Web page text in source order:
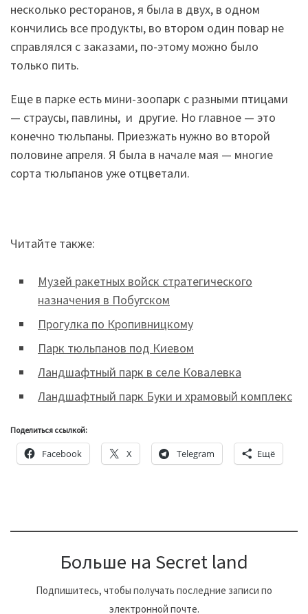
несколько ресторанов, я была в двух, в одном
кончились все продукты, во втором один повар не
справлялся с заказами, по-этому можно было
только пить.
Еще в парке есть мини-зоопарк с разными птицами
— страусы, павлины, и другие. Но главное — это
конечно тюльпаны. Приезжать нужно во второй
половине апреля. Я была в начале мая — многие
сорта тюльпанов уже отцветали.
Читайте также:
Музей ракетных войск стратегического
назначения в Побугском
Прогулка по Кропивницкому
Парк тюльпанов под Киевом
Ландшафтный парк в селе Ковалевка
Ландшафтный парк Буки и храмовый комплекс
Поделиться ссылкой:
Facebook X Telegram Ещё
Больше на Secret land
Подпишитесь, чтобы получать последние записи по
электронной почте.